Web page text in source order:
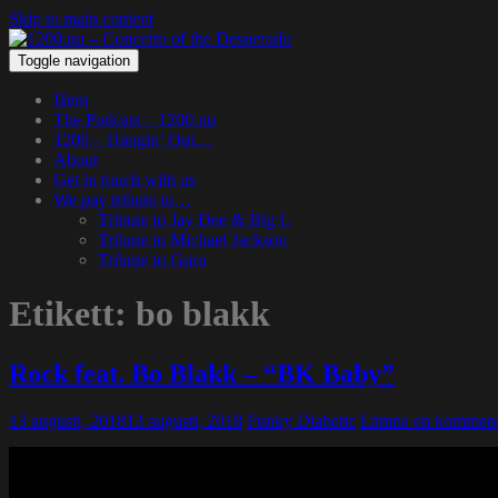
Skip to main content
Toggle navigation
Hem
The Podcast – 1200.nu
1200 – Hangin’ Out…
About
Get in touch with us
We pay tribute to…
Tribute to Jay Dee & Big L
Tribute to Michael Jackson
Tribute to Guru
Etikett: bo blakk
Rock feat. Bo Blakk – “BK Baby”
13 augusti, 201813 augusti, 2018 Funky Diabetic Lämna en